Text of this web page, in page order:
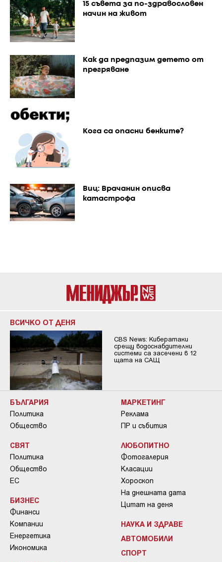
15 съвета за по-здравословен
начин на живот
Как да предпазим детето от
прегряване
Кога са опасни бенките?
Виц: Врачанин описва
катастрофа
ВСИЧКО ОТ ДЕНЯ
CBS News: Кибератаки
срещу водоснабдителни
системи са засечени в 12
щата на САЩ
БЪЛГАРИЯ
Политика
Общество
СВЯТ
Политика
Общество
ЕС
БИЗНЕС
Финанси
Компании
Енергетика
Икономика
МАРКЕТИНГ
Реклама
ПР и събития
ЛЮБОПИТНО
Фотогалерия
Класации
Хороскоп
На днешната дата
Цитат на деня
НАУКА И ЗДРАВЕ
АВТОМОБИЛИ
СПОРТ